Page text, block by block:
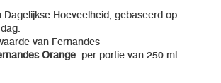
Dagelijkse Hoeveelheid, gebaseerd op
van Fernandes
Orange per portie van 250 ml